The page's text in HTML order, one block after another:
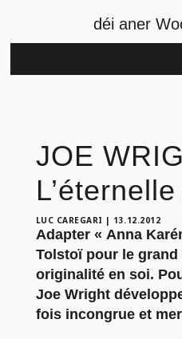
déi aner
JOE
LUC CAREGARI | 13.12.2012
Adapter « Anna
Tolstoï pour le grand
originalité en soi.
Joe Wright
fois incongrue et